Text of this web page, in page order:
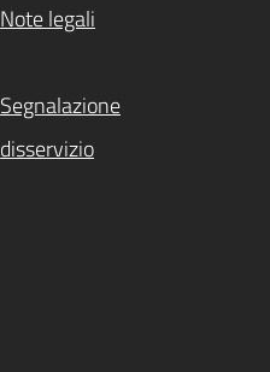
Note legali
Segnalazione
disservizio